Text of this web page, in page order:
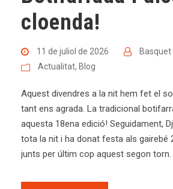
cloenda!
11 de juliol de 2026
Basquet
Actualitat, Blog
Aquest divendres a la nit hem fet el
tant ens agrada. La tradicional
aquesta 18ena edició! Seguidament,
tota la nit i ha donat festa als gairebé
junts per últim cop aquest segon torn.